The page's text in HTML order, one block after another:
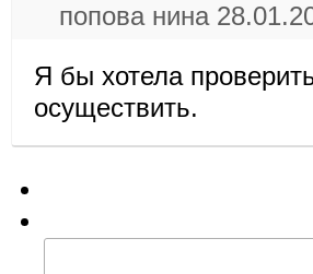
попова нина
Я бы хотела
осуществить.